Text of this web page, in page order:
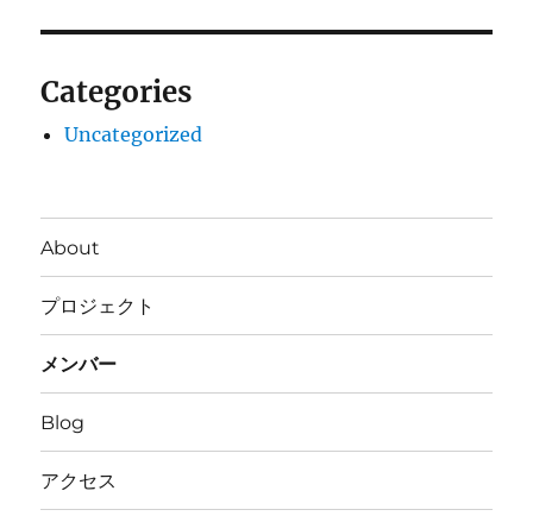
Categories
Uncategorized
About
プロジェクト
メンバー
Blog
アクセス